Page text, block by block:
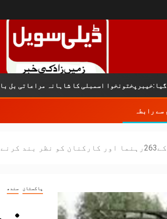
اسمبلی کا شاہانہ مراعاتی بل باقاعدہ
سے رابطہ
پاکستان سندھ